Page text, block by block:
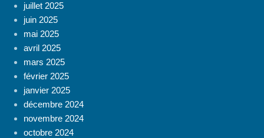
juillet 2025
juin 2025
mai 2025
avril 2025
mars 2025
février 2025
janvier 2025
décembre 2024
novembre 2024
octobre 2024